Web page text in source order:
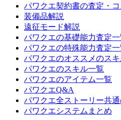
パワクエ契約書の査定・
装備品解説
遠征モード解説
パワクエの基礎能力査定一
パワクエの特殊能力査定一
パワクエのオススメのス
パワクエのスキル一覧
パワクエのアイテム一覧
パワクエQ&A
パワクエ全ストーリー共通
パワクエシステムまとめ